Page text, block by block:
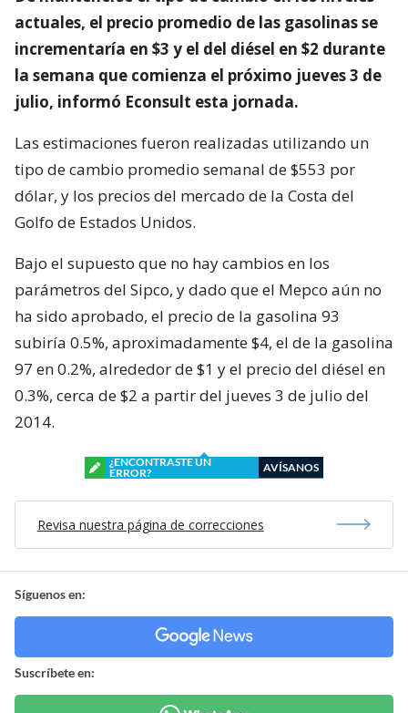
actuales, el precio promedio de las gasolinas se
incrementaría en $3 y el del diésel en $2 durante
la semana que comienza el próximo jueves 3 de
julio, informó Econsult esta jornada.
Las estimaciones fueron realizadas utilizando un
tipo de cambio promedio semanal de $553 por
dólar, y los precios del mercado de la Costa del
Golfo de Estados Unidos.
Bajo el supuesto que no hay cambios en los
parámetros del Sipco, y dado que el Mepco aún no
ha sido aprobado, el precio de la gasolina 93
subiría 0.5%, aproximadamente $4, el de la gasolina
97 en 0.2%, alrededor de $1 y el precio del diésel en
0.3%, cerca de $2 a partir del jueves 3 de julio del
2014.
¿ENCONTRASTE UN
ERROR?
AVÍSANOS
Revisa nuestra página de correcciones
Síguenos en:
Suscríbete en: